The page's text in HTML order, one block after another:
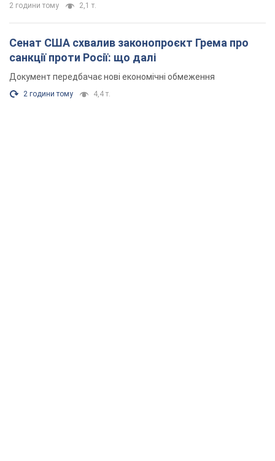
2 години тому 2,1 т.
Сенат США схвалив законопроєкт Грема про
санкції проти Росії: що далі
Документ передбачає нові економічні обмеження
2 години тому 4,4 т.